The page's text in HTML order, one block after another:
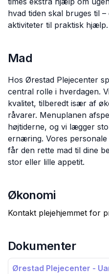
hvad tiden skal bruges til
aktiviteter til praktisk hjælp.
Mad
Hos Ørestad Plejecenter
central rolle i hverdagen.
kvalitet, tilberedt især af
råvarer. Menuplanen
højtiderne, og vi lægger
ernæring. Vores
får den rette mad til dine
stor eller lille appetit.
Økonomi
Kontakt plejehjemmet for
Dokumenter
Ørestad Plejecenter -